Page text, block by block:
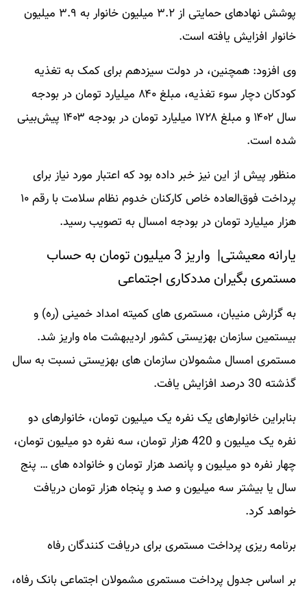
پوشش نهادهای حمایتی از ۳.۲ میلیون خانوار به ۳.۹ میلیون
خانوار افزایش یافته است.
وی افزود: همچنین، در دولت سیزدهم برای کمک به تغذیه
کودکان دچار سوء تغذیه، مبلغ ۸۴۰ میلیارد تومان در بودجه
سال ۱۴۰۲ و مبلغ ۱۷۲۸ میلیارد تومان در بودجه ۱۴۰۳ پیش‌بینی
شده است.
منظور پیش از این نیز خبر داده بود که اعتبار مورد نیاز برای
پرداخت فوق‌العاده خاص کارکنان خدوم نظام سلامت با رقم ۱۰
هزار میلیارد تومان در بودجه امسال به تصویب رسید.
یارانه معیشتی| واریز 3 میلیون تومان به حساب
مستمری بگیران مددکاری اجتماعی
به گزارش منیبان، مستمری های کمیته امداد خمینی (ره) و
بیستمین سازمان بهزیستی کشور اردیبهشت ماه واریز شد.
مستمری امسال مشمولان سازمان های بهزیستی نسبت به سال
گذشته 30 درصد افزایش یافت.
بنابراین خانوارهای یک نفره یک میلیون تومان، خانوارهای دو
نفره یک میلیون و 420 هزار تومان، سه نفره دو میلیون تومان،
چهار نفره دو میلیون و پانصد هزار تومان و خانواده های … پنج
سال یا بیشتر سه میلیون و صد و پنجاه هزار تومان دریافت
خواهد کرد.
برنامه ریزی پرداخت مستمری برای دریافت کنندگان رفاه
بر اساس جدول پرداخت مستمری مشمولان اجتماعی بانک رفاه،